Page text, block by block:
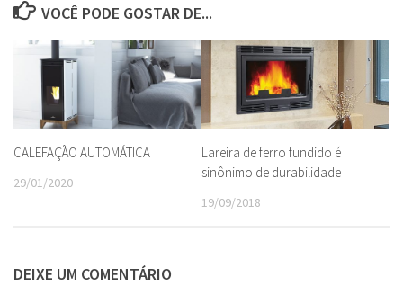
VOCÊ PODE GOSTAR DE...
CALEFAÇÃO AUTOMÁTICA
29/01/2020
Lareira de ferro fundido é
sinônimo de durabilidade
19/09/2018
DEIXE UM COMENTÁRIO